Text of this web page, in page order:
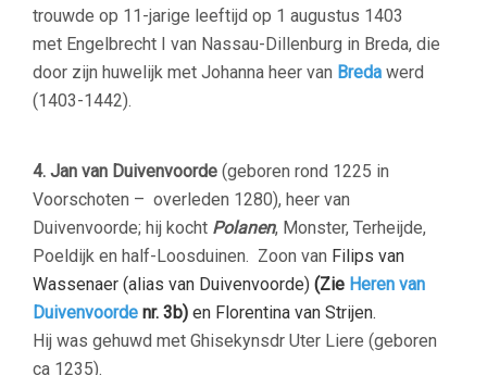
trouwde op 11-jarige leeftijd op 1 augustus 1403
met Engelbrecht I van Nassau-Dillenburg in Breda, die
door zijn huwelijk met Johanna heer van Breda werd
(1403-1442).
4. Jan van Duivenvoorde (geboren rond 1225 in
Voorschoten – overleden 1280), heer van
Duivenvoorde; hij kocht Polanen, Monster, Terheijde,
Poeldijk en half-Loosduinen. Zoon van Filips van
Wassenaer (alias van Duivenvoorde) (Zie Heren van
Duivenvoorde nr. 3b) en Florentina van Strijen.
Hij was gehuwd met Ghisekynsdr Uter Liere (geboren
ca 1235).